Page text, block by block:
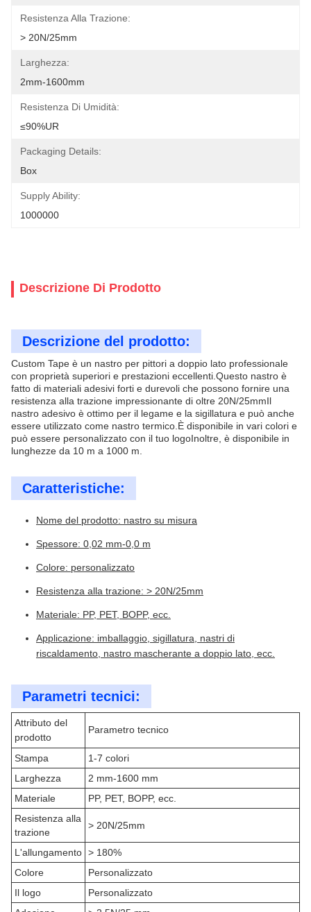
Resistenza Alla Trazione:
> 20N/25mm
Larghezza:
2mm-1600mm
Resistenza Di Umidità:
≤90%UR
Packaging Details:
Box
Supply Ability:
1000000
Descrizione Di Prodotto
Descrizione del prodotto:
Custom Tape è un nastro per pittori a doppio lato professionale
con proprietà superiori e prestazioni eccellenti.Questo nastro è
fatto di materiali adesivi forti e durevoli che possono fornire una
resistenza alla trazione impressionante di oltre 20N/25mmIl
nastro adesivo è ottimo per il legame e la sigillatura e può anche
essere utilizzato come nastro termico.È disponibile in vari colori e
può essere personalizzato con il tuo logoInoltre, è disponibile in
lunghezze da 10 m a 1000 m.
Caratteristiche:
Nome del prodotto: nastro su misura
Spessore: 0,02 mm-0,0 m
Colore: personalizzato
Resistenza alla trazione: > 20N/25mm
Materiale: PP, PET, BOPP, ecc.
Applicazione: imballaggio, sigillatura, nastri di
riscaldamento, nastro mascherante a doppio lato, ecc.
Parametri tecnici:
Attributo del
prodotto
Parametro tecnico
Stampa
1-7 colori
Larghezza
2 mm-1600 mm
Materiale
PP, PET, BOPP, ecc.
Resistenza alla
trazione
> 20N/25mm
L'allungamento > 180%
Colore
Personalizzato
Il logo
Personalizzato